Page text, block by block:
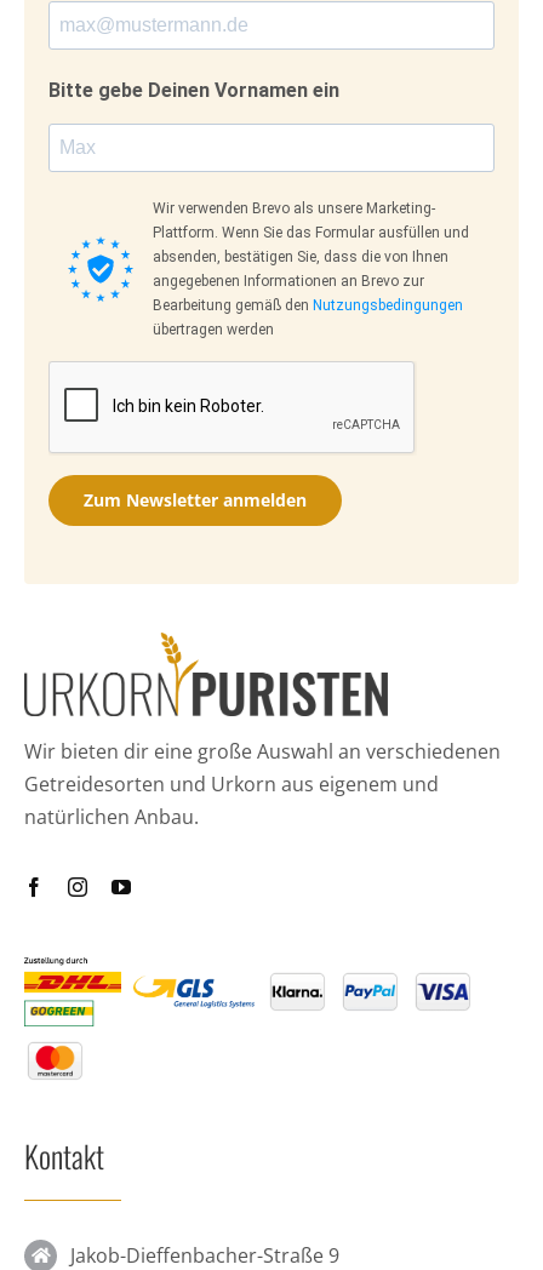
Bitte gebe Deinen Vornamen ein
Wir verwenden Brevo als unsere Marketing-
Plattform. Wenn Sie das Formular ausfüllen und
absenden, bestätigen Sie, dass die von Ihnen
angegebenen Informationen an Brevo zur
Bearbeitung gemäß den Nutzungsbedingungen
übertragen werden
Zum Newsletter anmelden
Wir bieten dir eine große Auswahl an verschiedenen
Getreidesorten und Urkorn aus eigenem und
natürlichen Anbau.
Kontakt
Jakob-Dieffenbacher-Straße 9